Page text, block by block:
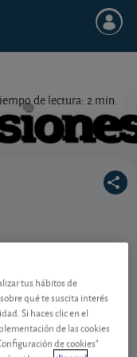
de lectura: 2 min.
SOCIOS
visión
tus hábitos de
qué te suscita interés
Si haces clic en el
de las cookies
de cookies"